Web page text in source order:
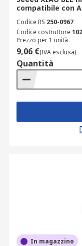
compatibile con
Codice RS 250-0967
Codice costruttore
Prezzo per 1 unità
9,06 €(IVA esclusa)
Quantità
In magazzino